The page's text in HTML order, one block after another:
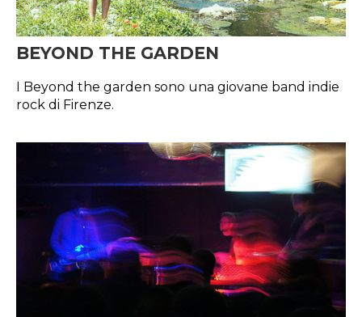
BEYOND THE GARDEN
I Beyond the garden sono una giovane band indie
rock di Firenze.